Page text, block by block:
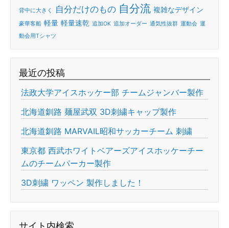
背中に大きく 自分だけのもの 自分流 複雑なデザイン
豪華客船 軽量 軽量速乾 追加OK 追加オーダー 通気性抜群 運動会 運
動会用Tシャツ
最近の投稿
法政大学アイスホッケー部 チームジャンバー製作
北海道釧路 麺屋武双 3D刺繍キャップ製作
北海道釧路 MARVAIL昭和サッカーチーム 刺繍
東京都 西武ホワイトベアーズアイスホッケーチー
ムのチームパーカー製作
3D刺繍 ワッペン 製作しました！
サイト内検索